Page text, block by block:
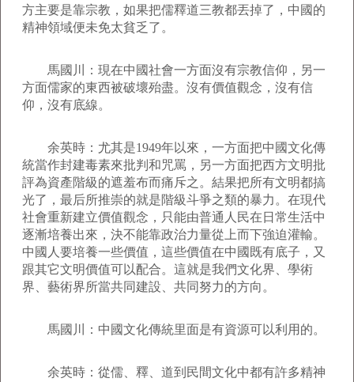
方主要是靠宗教，如果把儒釋道三教都丟掉了，中國的
精神領域便未免太貧乏了。
馬國川：現在中國社會一方面沒有宗教信仰，另一
方面儒家的東西被破壞殆盡。沒有價值觀念，沒有信
仰，沒有底線。
余英時：尤其是1949年以來，一方面把中國文化傳
統當作封建毒素來批判和咒罵，另一方面把西方文明批
評為資產階級的遮羞布而痛斥之。結果把所有文明都搞
光了，最后所推崇的就是階級斗爭之類的暴力。在現代
社會重新建立價值觀念，只能由普通人民在日常生活中
逐漸培養出來，決不能靠政治力量從上而下強迫灌輸。
中國人要培養一些價值，這些價值在中國既有底子，又
跟其它文明價值可以配合。這就是我們文化界、學術
界、藝術界所當共同建設、共同努力的方向。
馬國川：中國文化傳統里面是有資源可以利用的。
余英時：從儒、釋、道到民間文化中都有許多精神